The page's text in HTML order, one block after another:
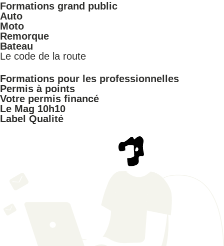
Formations grand public
Auto
Moto
Remorque
Bateau
Le code de la route
Formations pour les professionnelles
Permis à points
Votre permis financé
Le Mag 10h10
Label Qualité